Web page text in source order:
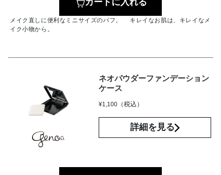
カートに入れる
メイク直しに便利なミニサイズのパフ。 キレイなお肌は、キレイなメ
イク小物から。
ネオパウダーファンデーション
ケース
¥1,100 （税込）
詳細を見る